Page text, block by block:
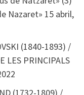
Nazaret» 15 abril,
(1840-1893) /
LES PRINCIPALS